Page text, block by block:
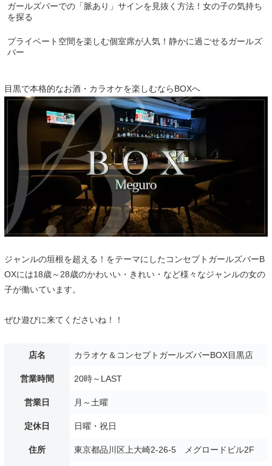
ガールズバーでの「脈あり」サインを見抜く方法！女の子の気持ち
を探る
プライベート空間を楽しむ個室席が人気！静かに過ごせるガールズ
バー
目黒で本格的なお酒・カラオケを楽しむならBOXへ
ジャンルの垣根を超える！をテーマにしたコンセプトガールズバーB
OXには18歳～28歳のかわいい・きれい・など様々なジャンルの女の
子が働いています。
ぜひ遊びに来てくださいね！！
店名 カラオケ＆コンセプトガールズバーBOX目黒店
営業時間 20時～LAST
営業日 月～土曜
定休日 日曜・祝日
住所 東京都品川区上大崎2-26-5 メグロードビル2F